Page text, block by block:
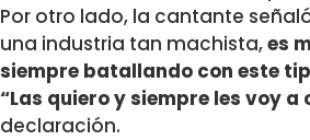
Por otro lado, la cantante
una industria tan machista,es
siempre batallando con este
“Las quiero y siempre les voy a
declaración.